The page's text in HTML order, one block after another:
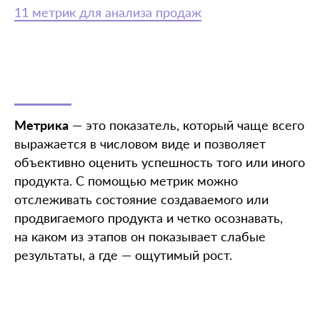
11 метрик для анализа продаж
Метрика — это показатель, который чаще всего
выражается в числовом виде и позволяет
объективно оценить успешность того или иного
продукта. С помощью метрик можно
отслеживать состояние создаваемого или
продвигаемого продукта и четко осознавать,
на каком из этапов он показывает слабые
результаты, а где — ощутимый рост.